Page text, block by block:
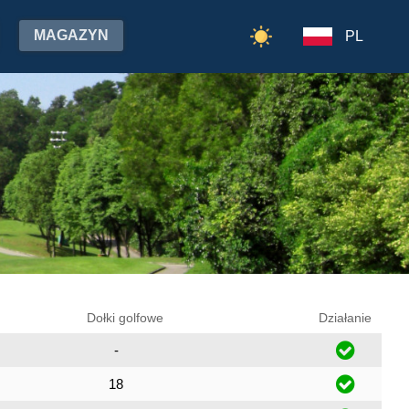
MAGAZYN PL
Dołki golfowe Działanie
-
18